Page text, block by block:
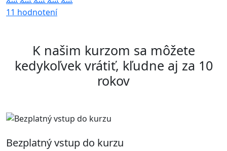
11 hodnotení
K našim kurzom sa môžete
kedykoľvek vrátiť, kľudne aj za 10
rokov
Bezplatný vstup do kurzu